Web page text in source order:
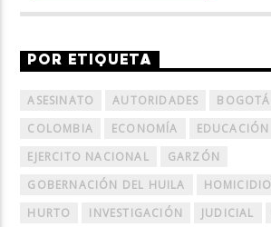
POR ETIQUETA
ASESINATO AUTORIDADES BOGOTÁ
COLOMBIA
ECONOMÍA
EDUCACIÓN
EJERCITO NACIONAL
GARZÓN
GOBERNACIÓN DEL HUILA
HOMICIDIO
HURTO
INVESTIGACIÓN JUDICIAL